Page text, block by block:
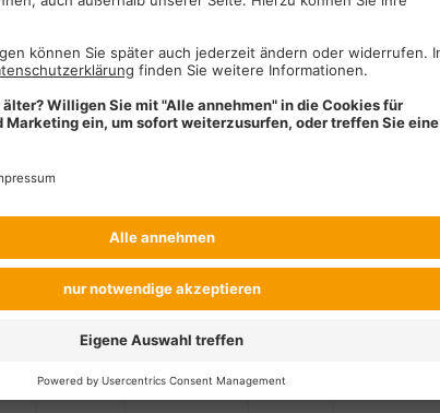
09
NW604
0,5 l/ha (max. 3x)
NW 5(*/*/*)m,
09 7 0,6 l/ha (max. 4x)
09 NW 5(5/5/*)m